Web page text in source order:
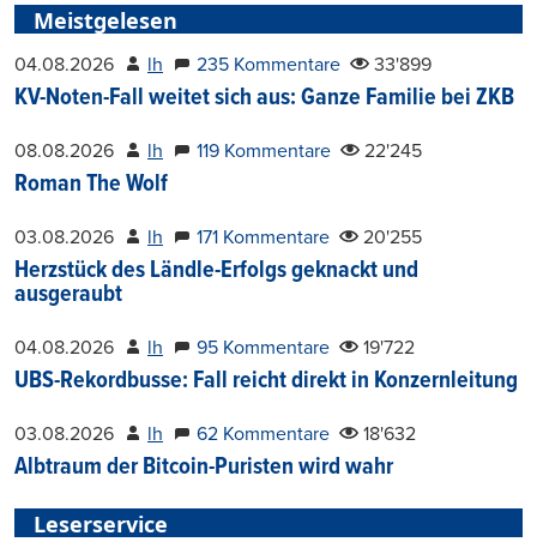
Meistgelesen
04.08.2026 lh 235 Kommentare 33'899
KV-Noten-Fall weitet sich aus: Ganze Familie bei ZKB
08.08.2026 lh 119 Kommentare 22'245
Roman The Wolf
03.08.2026 lh 171 Kommentare 20'255
Herzstück des Ländle-Erfolgs geknackt und
ausgeraubt
04.08.2026 lh 95 Kommentare 19'722
UBS-Rekordbusse: Fall reicht direkt in Konzernleitung
03.08.2026 lh 62 Kommentare 18'632
Albtraum der Bitcoin-Puristen wird wahr
Leserservice